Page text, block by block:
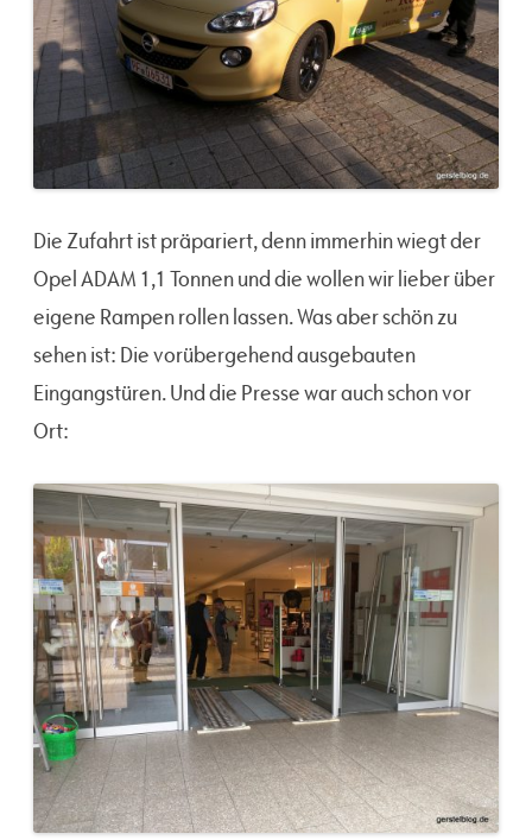
Die Zufahrt ist präpariert, denn immerhin wiegt der
Opel ADAM 1,1 Tonnen und die wollen wir lieber über
eigene Rampen rollen lassen. Was aber schön zu
sehen ist: Die vorübergehend ausgebauten
Eingangstüren. Und die Presse war auch schon vor
Ort: